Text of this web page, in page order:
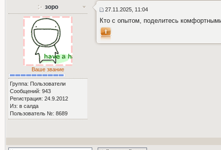
зоро
Ваше звание
Группа: Пользователи
Сообщений: 943
Регистрация: 24.9.2012
Из: в салда
Пользователь №: 8689
27.11.2025, 11:04
Кто с опытом, поделитесь